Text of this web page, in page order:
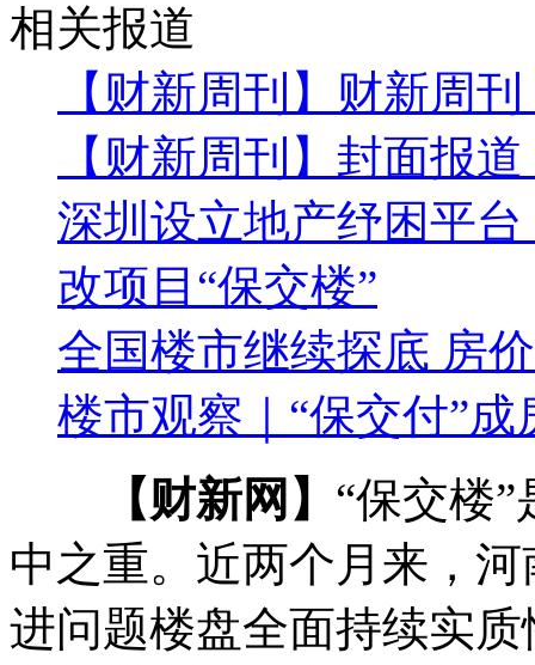
相关报道
【财新周刊】财新周
【财新周刊】封面报
深圳设立地产纾困平
改项目“保交楼”
全国楼市继续探底 房
楼市观察｜“保交付”
【财新网】 “保交楼
中之重。近两个月来，
进问题楼盘全面持续实